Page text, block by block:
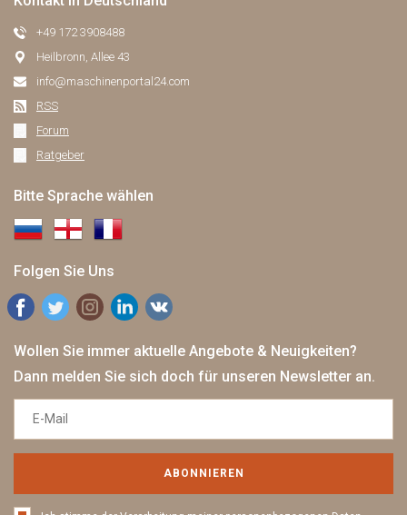
+49 172 3908488
Heilbronn, Allee 43
info@maschinenportal24.сom
RSS
Forum
Ratgeber
Bitte Sprache wählen
Folgen Sie Uns
Wollen Sie immer aktuelle Angebote & Neuigkeiten?
Dann melden Sie sich doch für unseren Newsletter an.
ABONNIEREN